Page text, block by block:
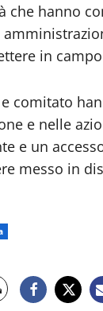
che hanno
in
comitato
e nelle
e un
messo in